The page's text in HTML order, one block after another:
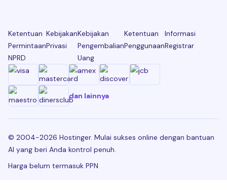
Ketentuan
Permintaan
NPRD
Kebijakan
Privasi
Kebijakan
Pengembalian
Uang
Ketentuan
Penggunaan
Informasi
Registrar
dan lainnya
© 2004-2026 Hostinger. Mulai sukses online dengan bantuan
AI yang beri Anda kontrol penuh.
Harga belum termasuk PPN